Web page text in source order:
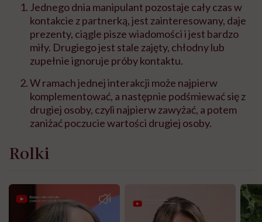
Jednego dnia manipulant pozostaje cały czas w
kontakcie z partnerką, jest zainteresowany, daje
prezenty, ciągle pisze wiadomości i jest bardzo
miły. Drugiego jest stale zajęty, chłodny lub
zupełnie ignoruje próby kontaktu.
W ramach jednej interakcji może najpierw
komplementować, a następnie podśmiewać się z
drugiej osoby, czyli najpierw zawyżać, a potem
zaniżać poczucie wartości drugiej osoby.
Rolki